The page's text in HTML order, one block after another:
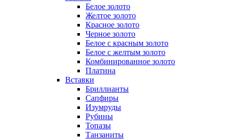
Белое золото
Желтое золото
Красное золото
Черное золото
Белое с красным золото
Белое с желтым золото
Комбинированное золото
Платина
Вставки
Бриллианты
Сапфиры
Изумруды
Рубины
Топазы
Танзаниты